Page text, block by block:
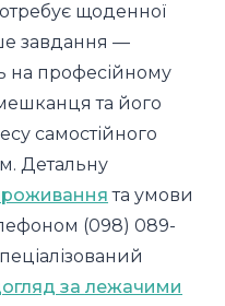
щоденної
завдання —
на професійному
та його
самостійного
Детальну
та умови
(098) 089-
за лежачими